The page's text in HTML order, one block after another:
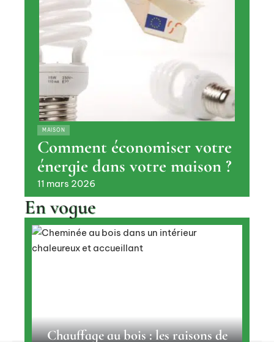
MAISON
Comment économiser votre
énergie dans votre maison ?
11 mars 2026
En vogue
Chauffage au bois : les raisons de